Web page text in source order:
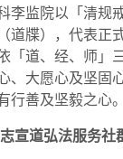
李监院以「清规
道牒），代表正
「道、经、师」
、大愿心及坚固
行善及坚毅之心。
宣道弘法服务社